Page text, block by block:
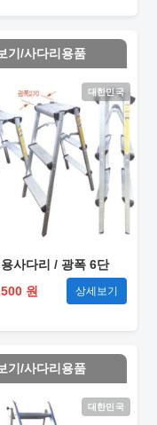
기/사다리용품
대한민국
사다리 / 광폭 6단
원
상세보기
기/사다리용품
대한민국